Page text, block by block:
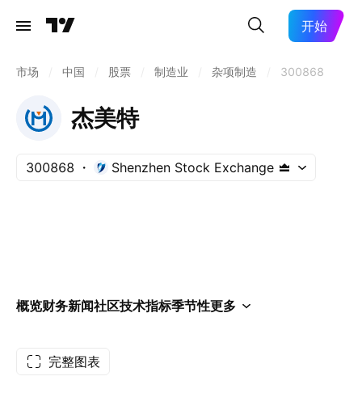
开始
市场 中国 股票 制造业 杂项制造 300868
杰美特
300868 Shenzhen Stock Exchange
概览财务新闻社区技术指标季节性更多
完整图表